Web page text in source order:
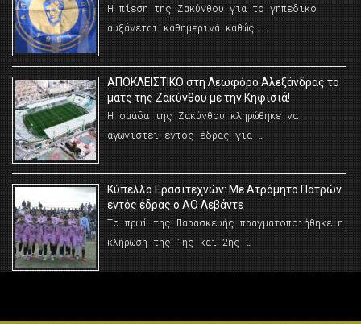
Η πίεση της Ζακύνθου για το γηπεδικο
αυξάνεται καθημερινά καθώς …
AΠΟΚΛΕΙΣΤΙΚΟ στη Λεωφόρο Αλεξάνδρας το
ματς της Ζακύνθου με την Κηφισιά!
Η ομάδα της Ζακύνθου κληρώθηκε να
αγωνιστεί εντός έδρας για …
Κύπελλο Ερασιτεχνών: Με Ατρόμητο Πατρών
εντός έδρας ο ΑΟ Λεβάντε
Το πρωί της Παρασκευής πραγματοποιήθηκε η
κλήρωση της 1ης και 2ης …